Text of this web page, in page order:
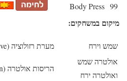
99
Body Press
מיקום במשחקים:
שמש וירח
מערת רזולוציה (Resolution Cave)
אולטרה שמש
ואולטרה ירח
הריסות אולטרה (Ultra Ruin)